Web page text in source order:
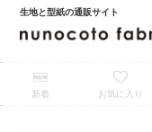
生地と型紙の通販サイト
新着 お気に入り